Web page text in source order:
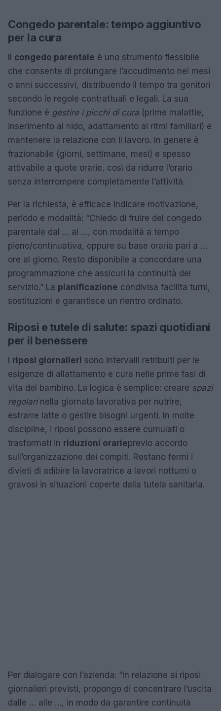
Congedo parentale: tempo aggiuntivo
per la cura
congedo parentale è uno strumento flessibile
che consente di prolungare l’accudimento nei mesi
o anni successivi, distribuendo il tempo tra genitori
secondo le regole contrattuali e legali. La sua
funzione è gestire i picchi di cura (prime malattie,
inserimento al nido, adattamento ai ritmi familiari) e
mantenere la relazione con il lavoro. In genere è
frazionabile (giorni, settimane, mesi) e spesso
attivabile a quote orarie, così da ridurre l’orario
senza interrompere completamente l’attività.
Per la richiesta, è efficace indicare motivazione,
periodo e modalità: “Chiedo di fruire del congedo
parentale dal … al …, con modalità a tempo
pieno/continuativa, oppure su base oraria pari a …
ore al giorno. Resto disponibile a concordare una
programmazione che assicuri la continuità del
servizio.” La pianificazione condivisa facilita turni,
sostituzioni e garantisce un rientro ordinato.
Riposi e tutele di salute: spazi quotidiani
per il benessere
riposi giornalieri sono intervalli retribuiti per le
esigenze di allattamento e cura nelle prime fasi di
vita del bambino. La logica è semplice: creare spazi
regolarinella giornata lavorativa per nutrire,
estrarre latte o gestire bisogni urgenti. In molte
discipline, i riposi possono essere cumulati o
trasformati in riduzioni orarieprevio accordo
sull’organizzazione dei compiti. Restano fermi i
divieti di adibire la lavoratrice a lavori notturni o
gravosi in situazioni coperte dalla tutela sanitaria.
Per dialogare con l’azienda: “In relazione ai riposi
giornalieri previsti, propongo di concentrare l’uscita
dalle … alle …, in modo da garantire continuità